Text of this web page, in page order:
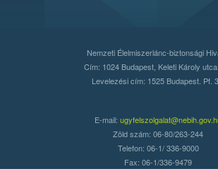
Nemzeti Élelmiszerlánc-biztonsági
Cím: 1024 Budapest, Keleti Károly
Levelezési cím: 1525 Budapest. Pf.
E-mail:
Zöld szám: 06-80/263-244
Telefon: 06-1/ 336-9000
Fax: 06-1/336-9479